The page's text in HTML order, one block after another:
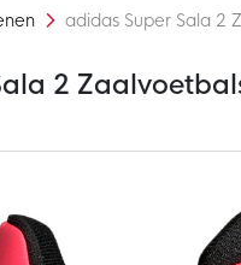
adidas Super Sala 2
2